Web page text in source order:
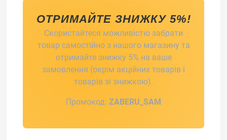
ОТРИМАЙТЕ ЗНИЖКУ 5%!
Скористайтеся можливістю забрати
товар самостійно з нашого магазину та
отримайте знижку 5% на ваше
замовлення (окрім акційних товарів і
товарів зі знижкою).
Промокод: ZABERU_SAM